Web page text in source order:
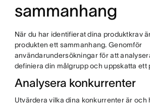
sammanhang
När du har identifierat dina produktkrav
produkten ett sammanhang. Genomför
användarundersökningar för att
definiera din målgrupp och uppskatta ett
Analysera konkurrenter
Utvärdera vilka dina konkurrenter är och